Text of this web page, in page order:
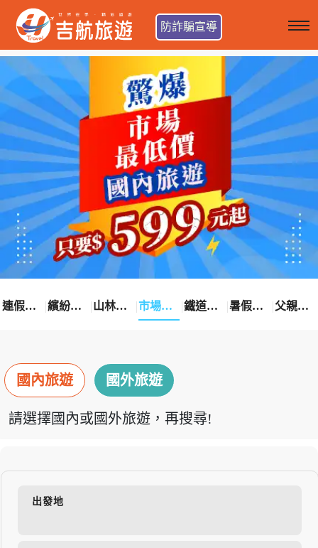
防詐騙宣導
連假卡位趣 繽紛花漾季 山林輕旅行 市場最低價 鐵道觀光之旅 暑假熱賣中 父親節優惠
國內旅遊 國外旅遊
請選擇國內或國外旅遊，再搜尋!
出發地